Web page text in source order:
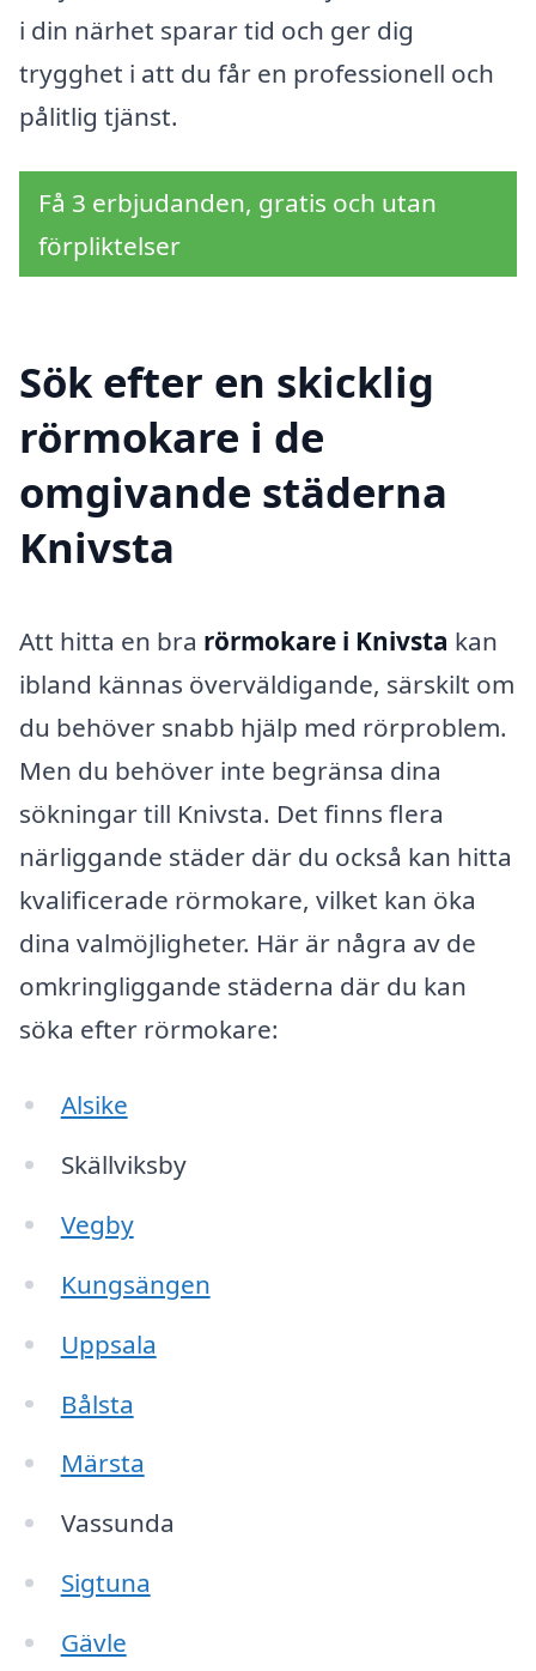
i din närhet sparar tid och ger dig
trygghet i att du får en professionell och
pålitlig tjänst.
Få 3 erbjudanden, gratis och utan
förpliktelser
Sök efter en skicklig
rörmokare i de
omgivande städerna
Knivsta
Att hitta en bra rörmokare i Knivsta kan
ibland kännas överväldigande, särskilt om
du behöver snabb hjälp med rörproblem.
Men du behöver inte begränsa dina
sökningar till Knivsta. Det finns flera
närliggande städer där du också kan hitta
kvalificerade rörmokare, vilket kan öka
dina valmöjligheter. Här är några av de
omkringliggande städerna där du kan
söka efter rörmokare:
Alsike
Skällviksby
Vegby
Kungsängen
Uppsala
Bålsta
Märsta
Vassunda
Sigtuna
Gävle